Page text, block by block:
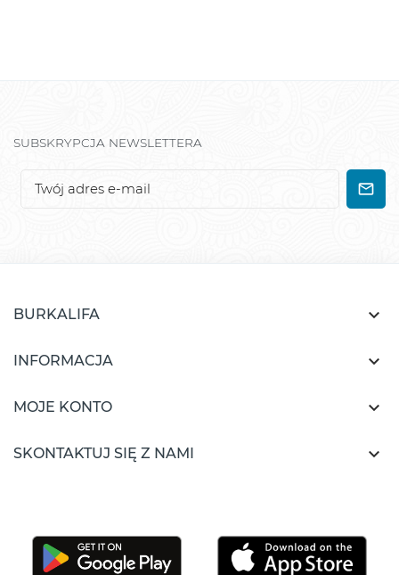
SUBSKRYPCJA NEWSLETTERA
BURKALIFA 
INFORMACJA 
MOJE KONTO 
SKONTAKTUJ SIĘ Z NAMI 